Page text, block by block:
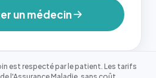
un médecin
est respecté par le patient. Les tarifs